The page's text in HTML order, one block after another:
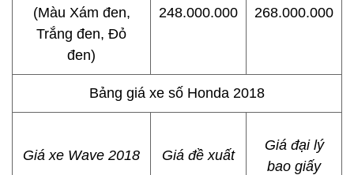
(Màu Xám đen,
Trắng đen, Đỏ
đen)
248.000.000 268.000.000
Bảng giá xe số Honda 2018
Giá xe Wave 2018 Giá đề xuất
Giá đại lý
bao giấy